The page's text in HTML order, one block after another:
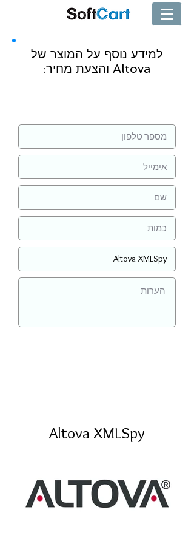
למידע נוסף על המוצר של
Altova והצעת מחיר:
Altova XMLSpy